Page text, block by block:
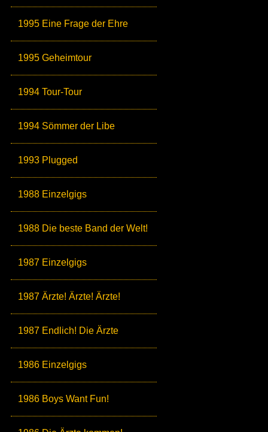
1995 Eine Frage der Ehre
1995 Geheimtour
1994 Tour-Tour
1994 Sömmer der Libe
1993 Plugged
1988 Einzelgigs
1988 Die beste Band der Welt!
1987 Einzelgigs
1987 Ärzte! Ärzte! Ärzte!
1987 Endlich! Die Ärzte
1986 Einzelgigs
1986 Boys Want Fun!